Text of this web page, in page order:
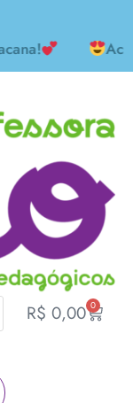
Achei
R$ 0,00 0